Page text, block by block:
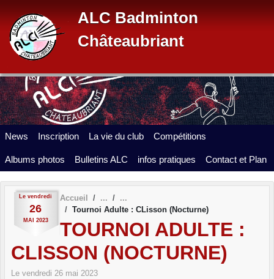
ALC Badminton
Châteaubriant
News Inscription La vie du club Compétitions
Albums photos Bulletins ALC infos pratiques Contact et Plan
Le vendredi
26
MAI 2023
Accueil
Tournoi Adulte : CLisson (Nocturne)
TOURNOI ADULTE :
CLISSON (NOCTURNE)
Le vendredi 26 mai 2023